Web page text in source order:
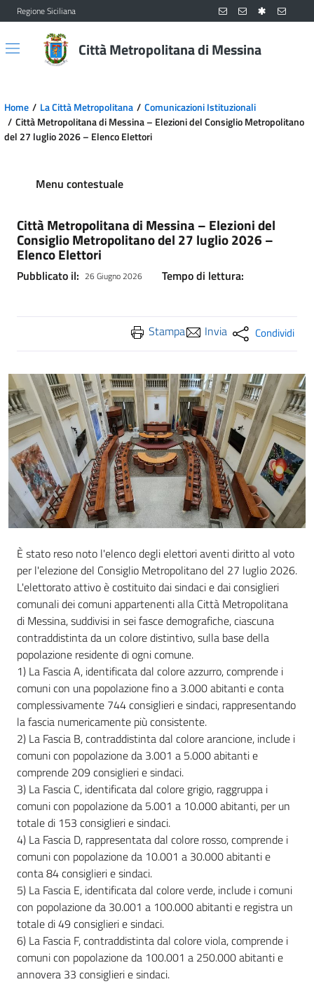
Vai al contenuto principale
Vai al menu principale
Regione Siciliana
Città Metropolitana di Messina
Home La Città Metropolitana
Comunicazioni Istituzionali
Città Metropolitana di Messina – Elezioni del Consiglio Metropolitano
del 27 luglio 2026 – Elenco Elettori
Menu contestuale
Città Metropolitana di Messina – Elezioni del
Consiglio Metropolitano del 27 luglio 2026 –
Elenco Elettori
Pubblicato il: 26 Giugno 2026 Tempo di lettura:
Stampa Invia Condividi
È stato reso noto l'elenco degli elettori aventi diritto al voto
per l'elezione del Consiglio Metropolitano del 27 luglio 2026.
L'elettorato attivo è costituito dai sindaci e dai consiglieri
comunali dei comuni appartenenti alla Città Metropolitana
di Messina, suddivisi in sei fasce demografiche, ciascuna
contraddistinta da un colore distintivo, sulla base della
popolazione residente di ogni comune.
1) La Fascia A, identificata dal colore azzurro, comprende i
comuni con una popolazione fino a 3.000 abitanti e conta
complessivamente 744 consiglieri e sindaci, rappresentando
la fascia numericamente più consistente.
2) La Fascia B, contraddistinta dal colore arancione, include i
comuni con popolazione da 3.001 a 5.000 abitanti e
comprende 209 consiglieri e sindaci.
3) La Fascia C, identificata dal colore grigio, raggruppa i
comuni con popolazione da 5.001 a 10.000 abitanti, per un
totale di 153 consiglieri e sindaci.
4) La Fascia D, rappresentata dal colore rosso, comprende i
comuni con popolazione da 10.001 a 30.000 abitanti e
conta 84 consiglieri e sindaci.
5) La Fascia E, identificata dal colore verde, include i comuni
con popolazione da 30.001 a 100.000 abitanti e registra un
totale di 49 consiglieri e sindaci.
6) La Fascia F, contraddistinta dal colore viola, comprende i
comuni con popolazione da 100.001 a 250.000 abitanti e
annovera 33 consiglieri e sindaci.